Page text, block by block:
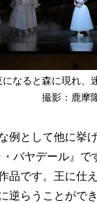
なると森に現れ、
撮影：鹿摩
例として他に挙
バヤデール』
品です。王に仕
逆らうことがで